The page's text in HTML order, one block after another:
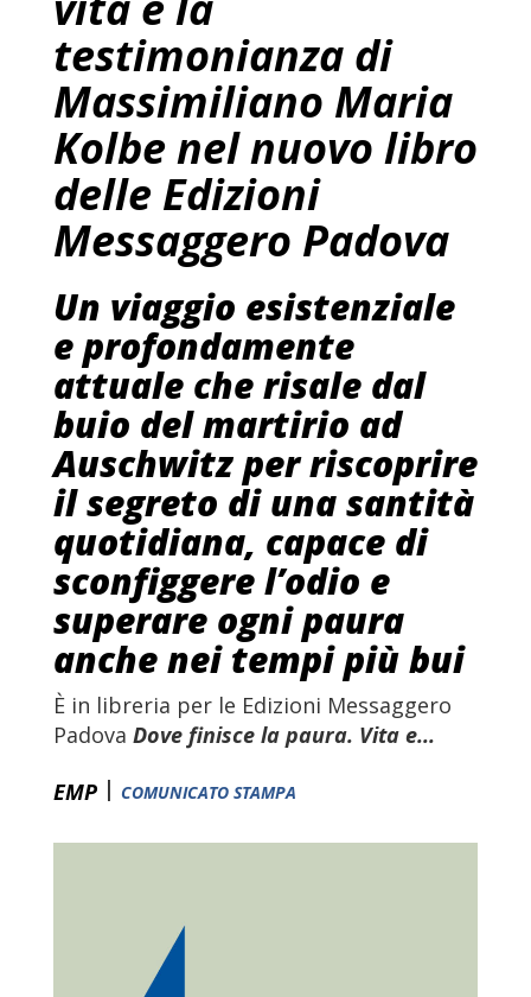
testimonianza di
Massimiliano Maria
Kolbe nel nuovo libro
delle Edizioni
Messaggero Padova
Un viaggio esistenziale
e profondamente
attuale che risale dal
buio del martirio ad
Auschwitz per riscoprire
il segreto di una santità
quotidiana, capace di
sconfiggere l’odio e
superare ogni paura
anche nei tempi più bui
È in libreria per le Edizioni Messaggero
Padova Dove finisce la paura. Vita e...
EMP | COMUNICATO STAMPA